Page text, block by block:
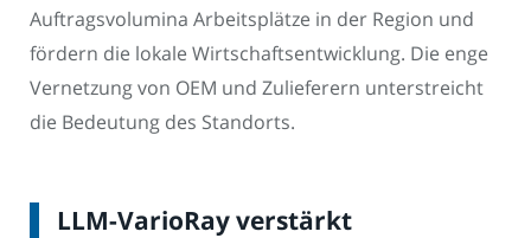
Auftragsvolumina Arbeitsplätze in der Region und
fördern die lokale Wirtschaftsentwicklung. Die enge
Vernetzung von OEM und Zulieferern unterstreicht
die Bedeutung des Standorts.
LLM-VarioRay verstärkt